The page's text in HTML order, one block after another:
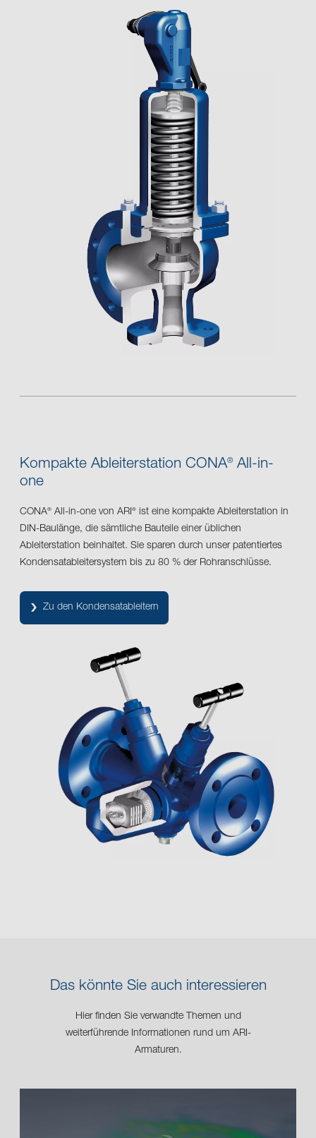
Kompakte Ableiterstation CONA® All-in-
one
CONA® All-in-one von ARI® ist eine kompakte Ableiterstation in
DIN-Baulänge, die sämtliche Bauteile einer üblichen
Ableiterstation beinhaltet. Sie sparen durch unser patentiertes
Kondensatableitersystem bis zu 80 % der Rohranschlüsse.
Zu den Kondensatableitern
Das könnte Sie auch interessieren
Hier finden Sie verwandte Themen und
weiterführende Informationen rund um ARI-
Armaturen.